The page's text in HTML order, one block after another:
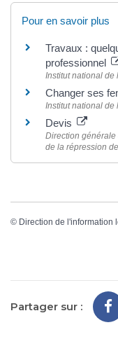
Pour en savoir plus
Travaux :
professionnel
Institut national de
Changer ses
Institut national de
Devis
Direction générale
de la répression
© Direction de l'information
Partager sur :